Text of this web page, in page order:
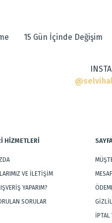
15 Gün İçinde Değişim
HİZMETLERİ
VE İLETİŞİM
YAPARIM?
SORULAR
İPTAL